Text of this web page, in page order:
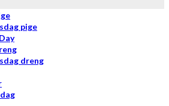
pige
dreng